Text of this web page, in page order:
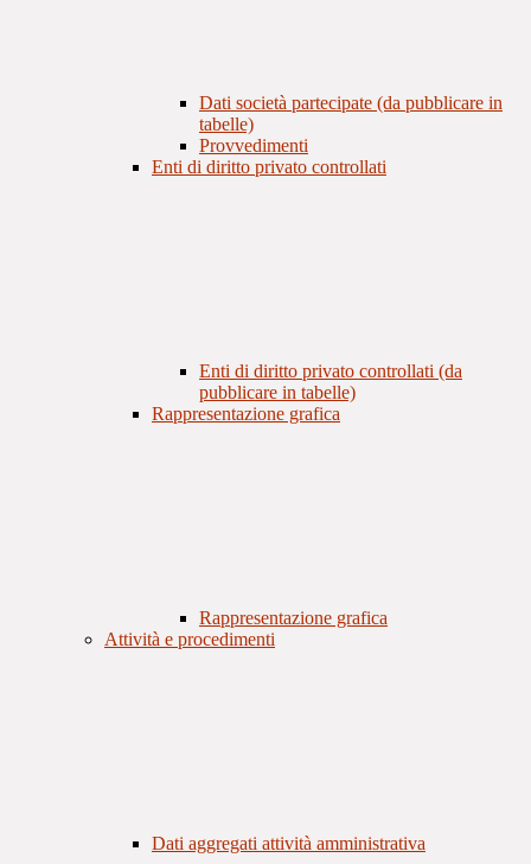
Dati società partecipate (da pubblicare in
tabelle)
Provvedimenti
Enti di diritto privato controllati
Enti di diritto privato controllati (da
pubblicare in tabelle)
Rappresentazione grafica
Rappresentazione grafica
Attività e procedimenti
Dati aggregati attività amministrativa